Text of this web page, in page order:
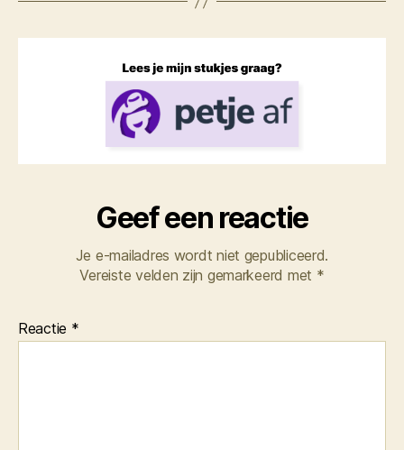
Geef een reactie
Je e-mailadres wordt niet gepubliceerd.
Vereiste velden zijn gemarkeerd met *
Reactie *